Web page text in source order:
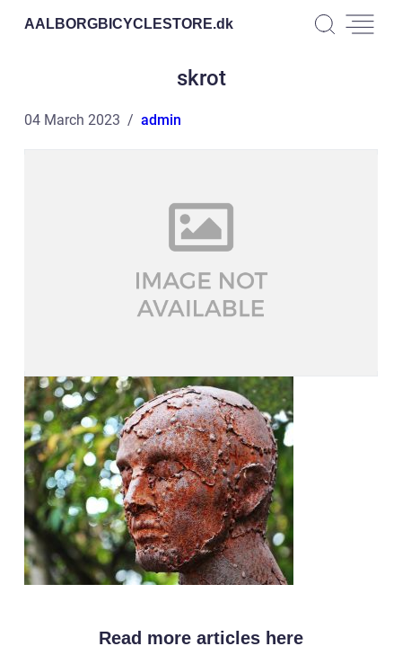
AALBORGBICYCLESTORE.dk
skrot
04 March 2023 admin
Read more articles here